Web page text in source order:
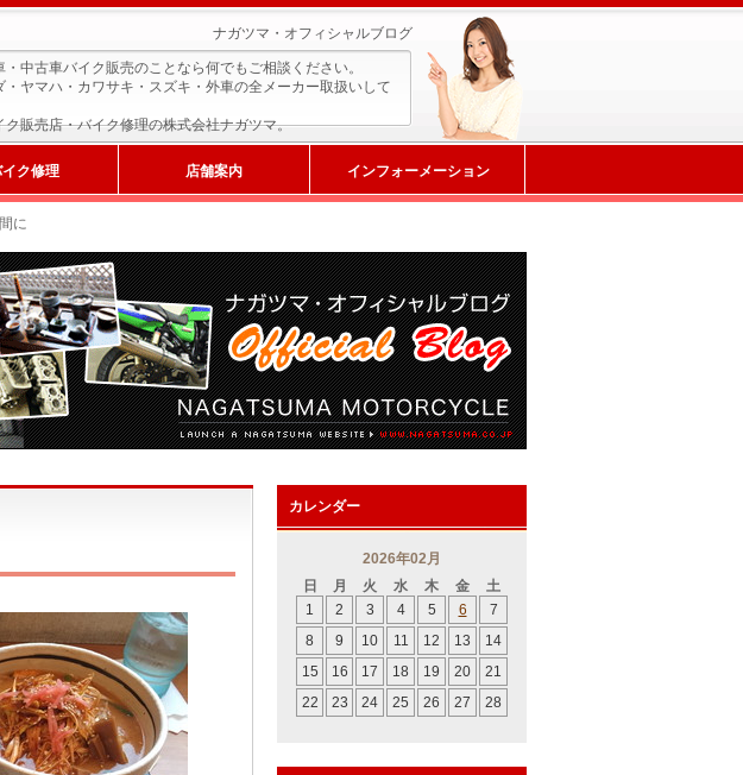
ナガツマ・オフィシャルブログ
中古車バイク販売のことなら何でもご相談ください。
ヤマハ・カワサキ・スズキ・外車の全メーカー取扱いして
ク販売店・バイク修理の株式会社ナガツマ。
ク修理 店舗案内 インフォーメーション
に
カレンダー
2026年02月
日
月 火 水 木 金
土
1
2 3 4 5 6
7
8
9 10 11 12 13
14
15
16 17 18 19 20
21
22
23 24 25 26 27 28